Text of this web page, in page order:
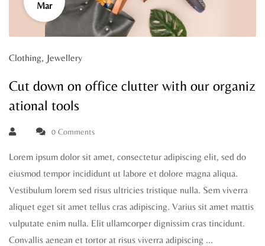
Mar
Clothing, Jewellery
Cut down on office clutter with our organiz
ational tools
0 Comments
Lorem ipsum dolor sit amet, consectetur adipiscing elit, sed do
eiusmod tempor incididunt ut labore et dolore magna aliqua.
Vestibulum lorem sed risus ultricies tristique nulla. Sem viverra
aliquet eget sit amet tellus cras adipiscing. Varius sit amet mattis
vulputate enim nulla. Elit ullamcorper dignissim cras tincidunt.
Convallis aenean et tortor at risus viverra adipiscing …